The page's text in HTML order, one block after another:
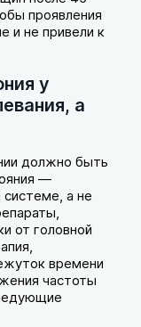
проявления
и не привели к
у
а
должно быть
—
системе, а не
от головной
времени
частоты